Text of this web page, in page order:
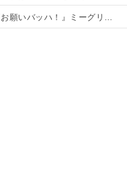
ハ！』ミーグリ日程がこちら